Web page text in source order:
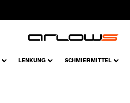
LENKUNG SCHMIERMITTEL